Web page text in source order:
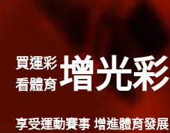
買運彩
看體育增光彩
享受運動賽事 增進體育發展